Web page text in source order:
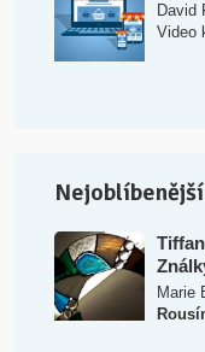
David
Video
Marie